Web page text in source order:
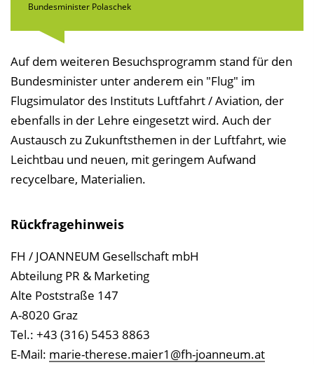
Bundesminister Polaschek
Auf dem weiteren Besuchsprogramm stand für den
Bundesminister unter anderem ein "Flug" im
Flugsimulator des Instituts Luftfahrt / Aviation, der
ebenfalls in der Lehre eingesetzt wird. Auch der
Austausch zu Zukunftsthemen in der Luftfahrt, wie
Leichtbau und neuen, mit geringem Aufwand
recycelbare, Materialien.
Rückfragehinweis
FH / JOANNEUM Gesellschaft mbH
Abteilung PR & Marketing
Alte Poststraße 147
A-8020 Graz
Tel.: +43 (316) 5453 8863
E-Mail: marie-therese.maier1@fh-joanneum.at